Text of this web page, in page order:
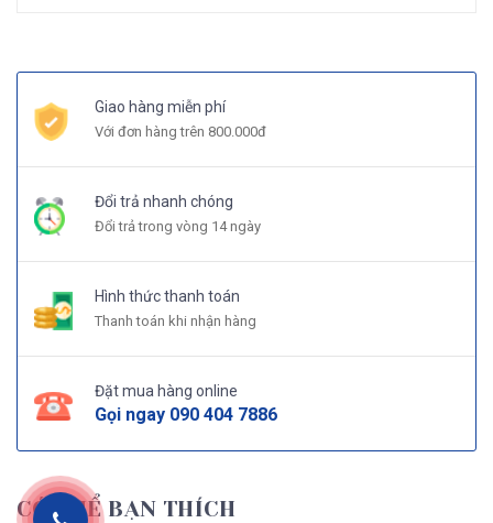
Giao hàng miễn phí
Với đơn hàng trên 800.000đ
Đổi trả nhanh chóng
Đổi trả trong vòng 14 ngày
Hình thức thanh toán
Thanh toán khi nhận hàng
Đặt mua hàng online
Gọi ngay 090 404 7886
CÓ THỂ BẠN THÍCH